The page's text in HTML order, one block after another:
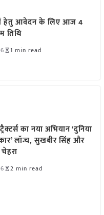
हेतु आवेदन के लिए आज 4
तिथि
1 min read
का नया अभियान ‘दुनिया
लॉन्च, सुखबीर सिंह और
2 min read